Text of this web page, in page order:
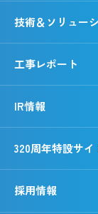
野村胡堂・あらえび
技術＆ソリュー
工事レポート
IR情報
320周年特設サイ
採用情報